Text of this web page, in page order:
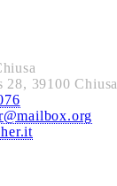
28, 39100 Chiusa